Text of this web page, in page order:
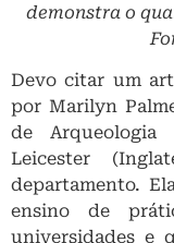
demonstra o
Devo citar um
por Marilyn
de
Leicester
departamento.
ensino de
universidades e